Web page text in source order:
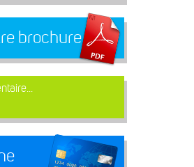
brochure